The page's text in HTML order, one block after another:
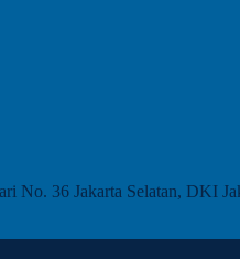
No. 36 Jakarta Selatan, DKI